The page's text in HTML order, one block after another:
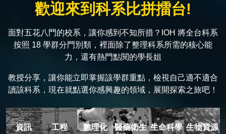
歡迎來到科系比拼擂台!
面對五花八門的校系，讓你感到不知所措？IOH 將全台科系
按照 18 學群分門別類，裡面除了整理科系所需的核心能
力，還有熱門點閱的學長姐
教授分享，讓你能立即掌握該學群重點，檢視自己適不適合
讀該科系，現在就點選你感興趣的領域，展開探索之旅吧！
資訊 工程 數理化 醫藥衛生 生命科學 生物資源